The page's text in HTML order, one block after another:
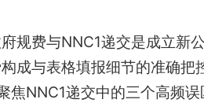
规费与NNC1递交是成立新
成与表格填报细节的准确
NNC1递交中的三个高频